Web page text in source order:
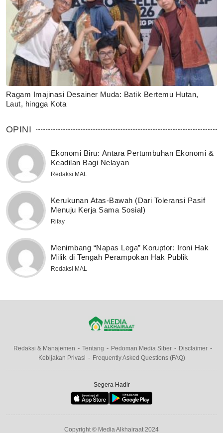
Ragam Imajinasi Desainer Muda: Batik Bertemu Hutan,
Laut, hingga Kota
OPINI
Ekonomi Biru: Antara Pertumbuhan Ekonomi &
Keadilan Bagi Nelayan
Redaksi MAL
Kerukunan Atas-Bawah (Dari Toleransi Pasif
Menuju Kerja Sama Sosial)
Rifay
Menimbang “Napas Lega” Koruptor: Ironi Hak
Milik di Tengah Perampokan Hak Publik
Redaksi MAL
Redaksi & Manajemen Tentang Pedoman Media Siber
Disclaimer
Kebijakan Privasi
Frequently Asked Questions (FAQ)
Segera Hadir
Copyright © Media Alkhairaat 2024